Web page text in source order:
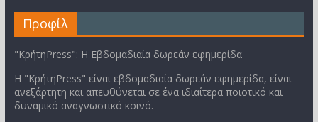
Προφίλ
"ΚρήτηPress": Η Εβδομαδιαία δωρεάν εφημερίδα
Η "ΚρήτηPress" είναι εβδομαδιαία δωρεάν εφημερίδα, είναι
ανεξάρτητη και απευθύνεται σε ένα ιδιαίτερα ποιοτικό και
δυναμικό αναγνωστικό κοινό.